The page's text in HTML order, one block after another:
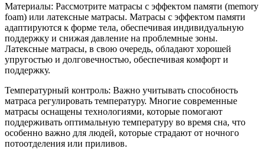
Материалы: Рассмотрите матрасы с эффектом памяти (memory
foam) или латексные матрасы. Матрасы с эффектом памяти
адаптируются к форме тела, обеспечивая индивидуальную
поддержку и снижая давление на проблемные зоны.
Латексные матрасы, в свою очередь, обладают хорошей
упругостью и долговечностью, обеспечивая комфорт и
поддержку.
Температурный контроль: Важно учитывать способность
матраса регулировать температуру. Многие современные
матрасы оснащены технологиями, которые помогают
поддерживать оптимальную температуру во время сна, что
особенно важно для людей, которые страдают от ночного
потоотделения или приливов.